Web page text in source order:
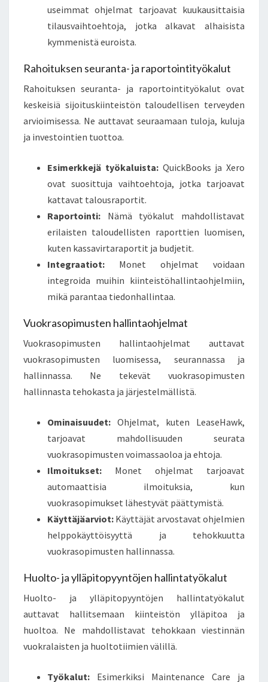
useimmat ohjelmat tarjoavat kuukausittaisia
tilausvaihtoehtoja, jotka alkavat alhaisista
kymmenistä euroista.
Rahoituksen seuranta- ja raportointityökalut
Rahoituksen seuranta- ja raportointityökalut ovat
keskeisiä sijoituskiinteistön taloudellisen terveyden
arvioimisessa. Ne auttavat seuraamaan tuloja, kuluja
ja investointien tuottoa.
Esimerkkejä työkaluista:QuickBooks ja Xero
ovat suosittuja vaihtoehtoja, jotka tarjoavat
kattavat talousraportit.
Raportointi: Nämä työkalut mahdollistavat
erilaisten taloudellisten raporttien luomisen,
kuten kassavirtaraportit ja budjetit.
Integraatiot: Monet ohjelmat voidaan
integroida muihin kiinteistöhallintaohjelmiin,
mikä parantaa tiedonhallintaa.
Vuokrasopimusten hallintaohjelmat
Vuokrasopimusten hallintaohjelmat auttavat
vuokrasopimusten luomisessa, seurannassa ja
hallinnassa. Ne tekevät vuokrasopimusten
hallinnasta tehokasta ja järjestelmällistä.
Ominaisuudet: Ohjelmat, kuten LeaseHawk,
tarjoavat mahdollisuuden seurata
vuokrasopimusten voimassaoloa ja ehtoja.
Ilmoitukset: Monet ohjelmat tarjoavat
automaattisia ilmoituksia, kun
vuokrasopimukset lähestyvät päättymistä.
Käyttäjäarviot: Käyttäjät arvostavat ohjelmien
helppokäyttöisyyttä ja tehokkuutta
vuokrasopimusten hallinnassa.
Huolto- ja ylläpitopyyntöjen hallintatyökalut
Huolto- ja ylläpitopyyntöjen hallintatyökalut
auttavat hallitsemaan kiinteistön ylläpitoa ja
huoltoa. Ne mahdollistavat tehokkaan viestinnän
vuokralaisten ja huoltotiimien välillä.
Työkalut: Esimerkiksi Maintenance Care ja